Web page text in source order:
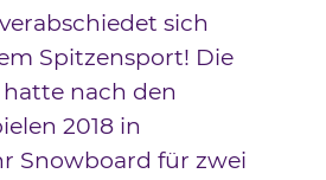
Impressum
sich
Spitzensport! Die
nach den
2018 in
Snowboard für zwei